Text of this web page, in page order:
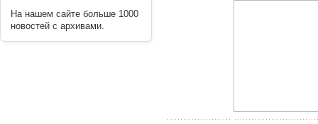
На нашем сайте больше 1000
новостей с архивами.